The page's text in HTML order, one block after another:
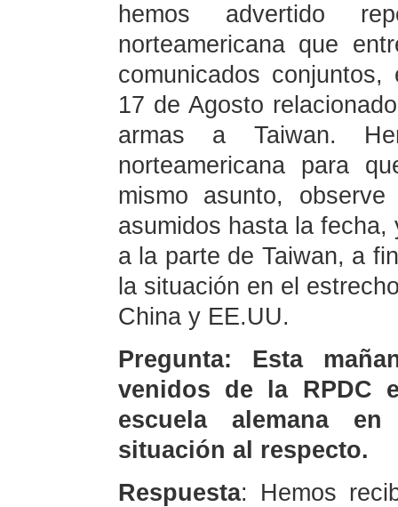
hemos advertido
norteamericana que
comunicados
17 de Agosto
armas a Taiwan.
norteamericana para
mismo asunto,
asumidos hasta la
a la parte de Taiwan, a
la situación en el
China y EE.UU.
Pregunta: Esta
venidos de la RPDC
escuela alemana
situación al respecto.
Respuesta: Hemos